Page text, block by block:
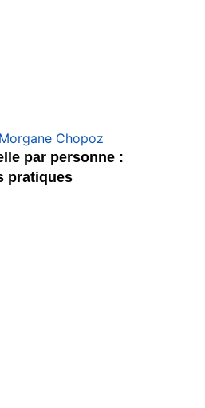
Morgane Chopoz
par personne :
pratiques